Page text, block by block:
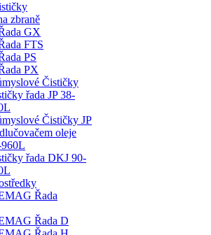
zbraně
GX
FTS
PS
PX
Čističky
řada JP 38-
Čističky JP
oleje
řada DKJ 90-
Řada
Řada D